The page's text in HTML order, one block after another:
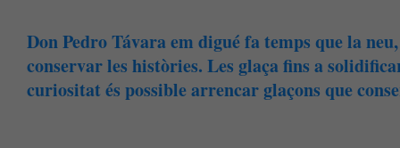
Don Pedro Távara em digué fa temps que la
conservar les històries. Les glaça fins a
curiositat és possible arrencar glaçons que